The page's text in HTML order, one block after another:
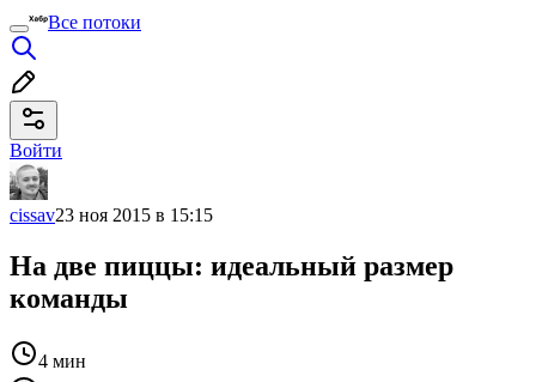
Все потоки
Войти
cissav23 ноя 2015 в 15:15
На две пиццы: идеальный размер
команды
4 мин